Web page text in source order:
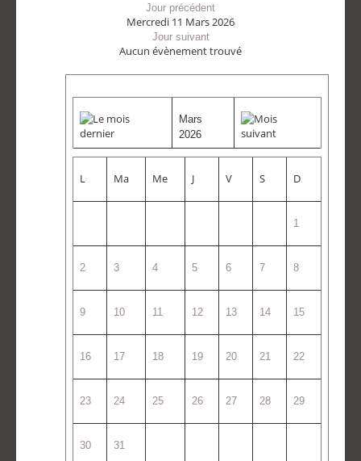
Jour précédent
Mercredi 11 Mars 2026
Jour suivant
Aucun évènement trouvé
Mars
2026
L Ma Me J V S D
1
2 3 4 5 6 7 8
9 10 11 12 13 14 15
16 17 18 19 20 21 22
23 24 25 26 27 28 29
30 31